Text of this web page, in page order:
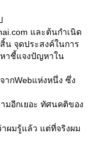
และต้นกำเนิด
น จุดประสงค์ในการ
หาชี้แจงปัญหาใน
ากWebแห่งหนึ่ง ซึ่ง
มอีกเยอะ ทัศนคติของ
ผมรู้แล้ว แต่ที่จริงผม